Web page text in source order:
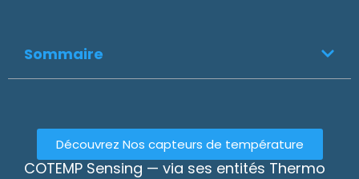
Sommaire
Découvrez Nos capteurs de température
COTEMP Sensing — via ses entités Thermo